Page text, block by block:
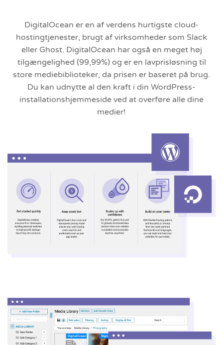
DigitalOcean er en af verdens hurtigste cloud-
hostingtjenester, brugt af virksomheder som Slack
eller Ghost. DigitalOcean har også en meget høj
tilgængelighed (99,99%) og er en lavprisløsning til
store mediebiblioteker, da prisen er baseret på brug.
Du kan udnytte al den kraft i din WordPress-
installationshjemmeside ved at overføre alle dine
medier!